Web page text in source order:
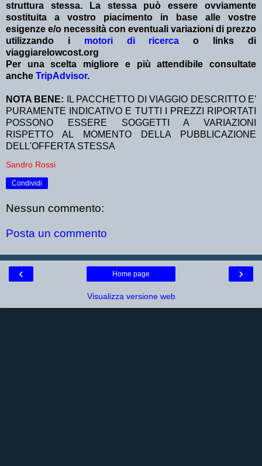
struttura stessa. La stessa può essere ovviamente
sostituita a vostro piacimento in base alle vostre
esigenze e/o necessità con eventuali variazioni di prezzo
utilizzando i motori di ricerca o links di
viaggiarelowcost.org
Per una scelta migliore e più attendibile consultate
anche TripAdvisor.
NOTA BENE:
IL PACCHETTO DI VIAGGIO DESCRITTO E'
PURAMENTE INDICATIVO E TUTTI I PREZZI RIPORTATI
POSSONO ESSERE SOGGETTI A VARIAZIONI
RISPETTO AL MOMENTO DELLA PUBBLICAZIONE
DELL'OFFERTA STESSA
Sandro Rossi
Condividi
Nessun commento:
Posta un commento
‹ ›
Home page
Visualizza versione web